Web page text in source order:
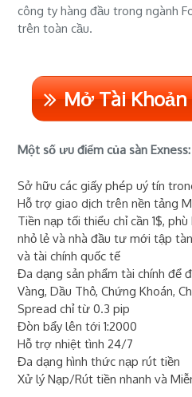
công ty hàng đầu trong ngành
trên toàn cầu.
Mở Tài Khoản
Một số ưu điểm của sàn Exness:
Sở hữu các giấy phép uý tín
Hỗ trợ giao dịch trên nền tảng
Tiền nạp tối thiểu chỉ cần 1$,
nhỏ lẻ và nhà đầu tư mới tập
và tài chính quốc tế
Đa dạng sản phẩm tài chính để
Vàng, Dầu Thô, Chứng Khoán,
Spread chỉ từ 0.3 pip
Đòn bẩy lên tới 1:2000
Hỗ trợ nhiệt tình 24/7
Đa dạng hình thức nạp rút tiền
Xử lý Nạp/Rút tiền nhanh và